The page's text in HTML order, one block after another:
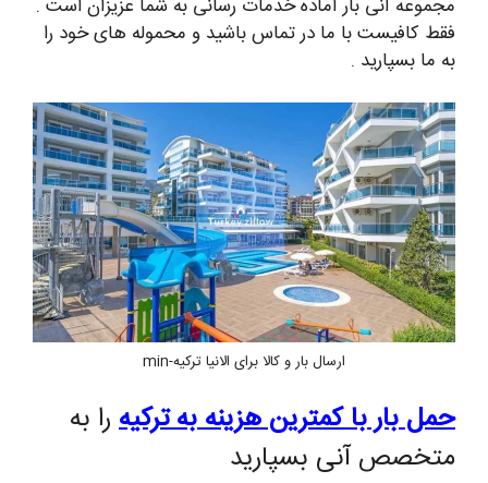
فقط کافیست با ما در تماس باشید و محموله های خود را
به ما بسپارید .
ارسال بار و کالا برای الانیا ترکیه-min
حمل بار با کمترین هزینه به ترکیه را به
متخصص آنی بسپارید